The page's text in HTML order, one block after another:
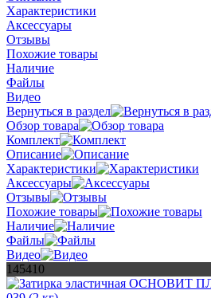
Характеристики
Аксессуары
Отзывы
Похожие товары
Наличие
Файлы
Видео
Вернуться в раздел
Обзор товара
Комплект
Описание
Характеристики
Аксессуары
Отзывы
Похожие товары
Наличие
Файлы
Видео
145410